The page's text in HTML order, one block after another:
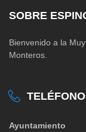
SOBRE
Bienvenido a la
Monteros.
Ayuntamiento